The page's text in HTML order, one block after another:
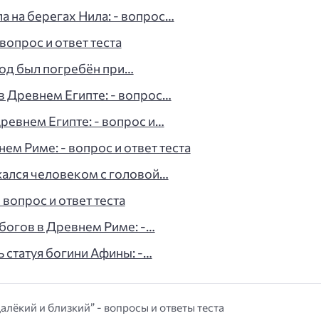
на берегах Нила: - вопрос…
и ответ теста
был погребён при…
Древнем Египте: - вопрос…
Египте: - вопрос и…
Риме: - вопрос и ответ теста
человеком с головой…
и ответ теста
в Древнем Риме: -…
статуя богини Афины: -…
и близкий” - вопросы и ответы теста